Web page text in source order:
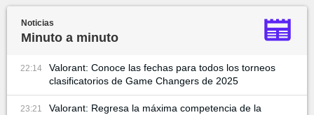
Noticias
Minuto a minuto
22:14
Valorant: Conoce las fechas para todos los torneos
clasificatorios de Game Changers de 2025
23:21
Valorant: Regresa la máxima competencia de la